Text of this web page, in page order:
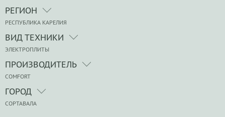
РЕГИОН
РЕСПУБЛИКА КАРЕЛИЯ
ВИД ТЕХНИКИ
ЭЛЕКТРОПЛИТЫ
ПРОИЗВОДИТЕЛЬ
COMFORT
ГОРОД
СОРТАВАЛА